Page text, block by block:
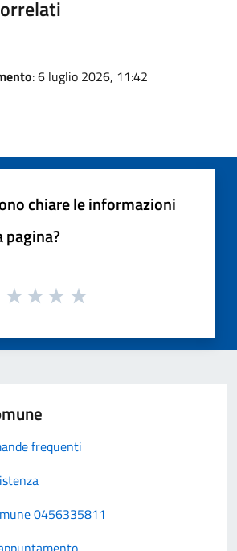
: 6 luglio 2026, 11:42
chiare le informazioni
pagina?
frequenti
0456335811